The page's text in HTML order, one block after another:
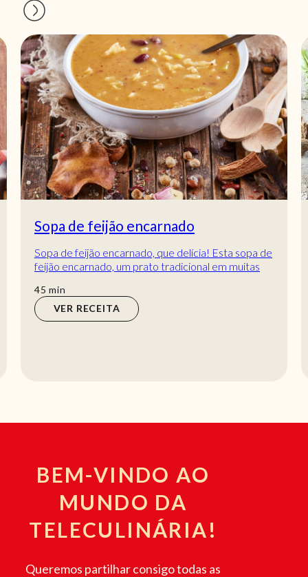
Sopa de feijão encarnado
Sopa de feijão encarnado, que delícia! Esta sopa de
feijão encarnado, um prato tradicional em muitas
45 min
min
VER RECEITA
BEM-VINDO AO
MUNDO DA
TELECULINÁRIA!
Queremos partilhar consigo todas as